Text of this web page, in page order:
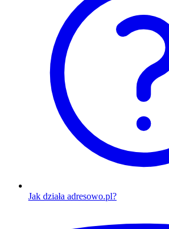
Jak działa adresowo.pl?